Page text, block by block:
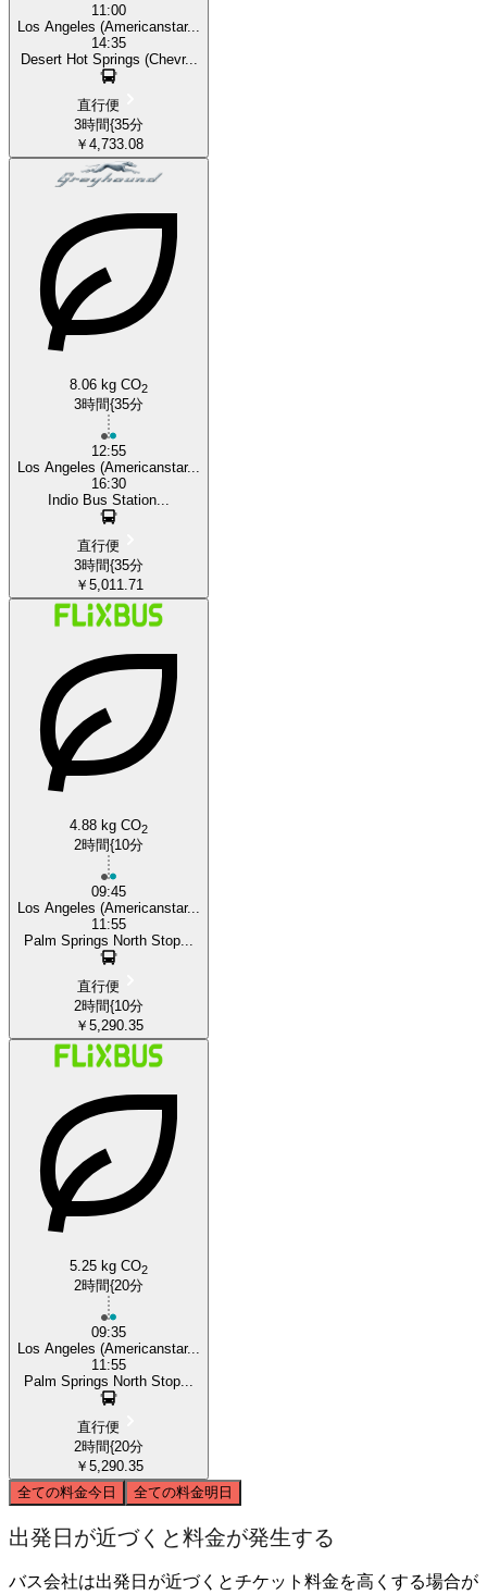
11:00
Los Angeles (Americanstar...
14:35
Desert Hot Springs (Chevr...
直行便
3時間{35分
￥4,733.08
8.06 kg CO2
3時間{35分
12:55
Los Angeles (Americanstar...
16:30
Indio Bus Station...
直行便
3時間{35分
￥5,011.71
4.88 kg CO2
2時間{10分
09:45
Los Angeles (Americanstar...
11:55
Palm Springs North Stop...
直行便
2時間{10分
￥5,290.35
5.25 kg CO2
2時間{20分
09:35
Los Angeles (Americanstar...
11:55
Palm Springs North Stop...
直行便
2時間{20分
￥5,290.35
全ての料金今日 全ての料金明日
出発日が近づくと料金が発生する
バス会社は出発日が近づくとチケット料金を高くする場合が